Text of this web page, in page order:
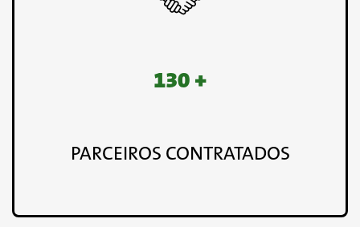
130 +
PARCEIROS CONTRATADOS